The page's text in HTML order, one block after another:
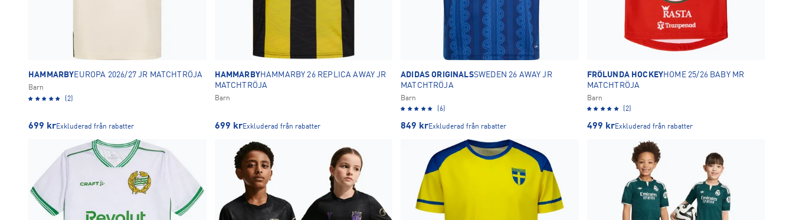
HAMMARBYEUROPA 2026/27 JR MATCHTRÖJA
Barn
(2)
699 krExkluderad från rabatter
HAMMARBYHAMMARBY 26 REPLICA AWAY JR
MATCHTRÖJA
Barn
699 krExkluderad från rabatter
ADIDAS ORIGINALSSWEDEN 26 AWAY JR
MATCHTRÖJA
Barn
(6)
849 krExkluderad från rabatter
FRÖLUNDA HOCKEYHOME 25/26 BABY MR
MATCHTRÖJA
Barn
(2)
499 krExkluderad från rabatter